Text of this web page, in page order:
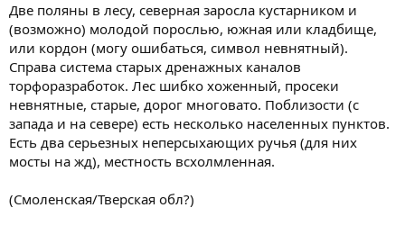
Две поляны в лесу, северная заросла кустарником и
(возможно) молодой порослью, южная или кладбище,
или кордон (могу ошибаться, символ невнятный).
Справа система старых дренажных каналов
торфоразработок. Лес шибко хоженный, просеки
невнятные, старые, дорог многовато. Поблизости (с
запада и на севере) есть несколько населенных пунктов.
Есть два серьезных неперсыхающих ручья (для них
мосты на жд), местность всхолмленная.
(Смоленская/Тверская обл?)